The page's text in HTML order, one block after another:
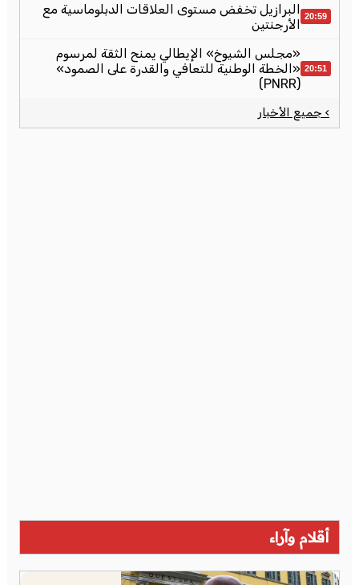
20:59 البرازيل تخفض مستوى العلاقات الدبلوماسية مع
الأرجنتين
20:51
«مجلس الشيوخ» الإيطالي يمنح الثقة لمرسوم
«الخطة الوطنية للتعافي والقدرة على الصمود»
(PNRR)
› جميع الأخبار
أقلام وآراء